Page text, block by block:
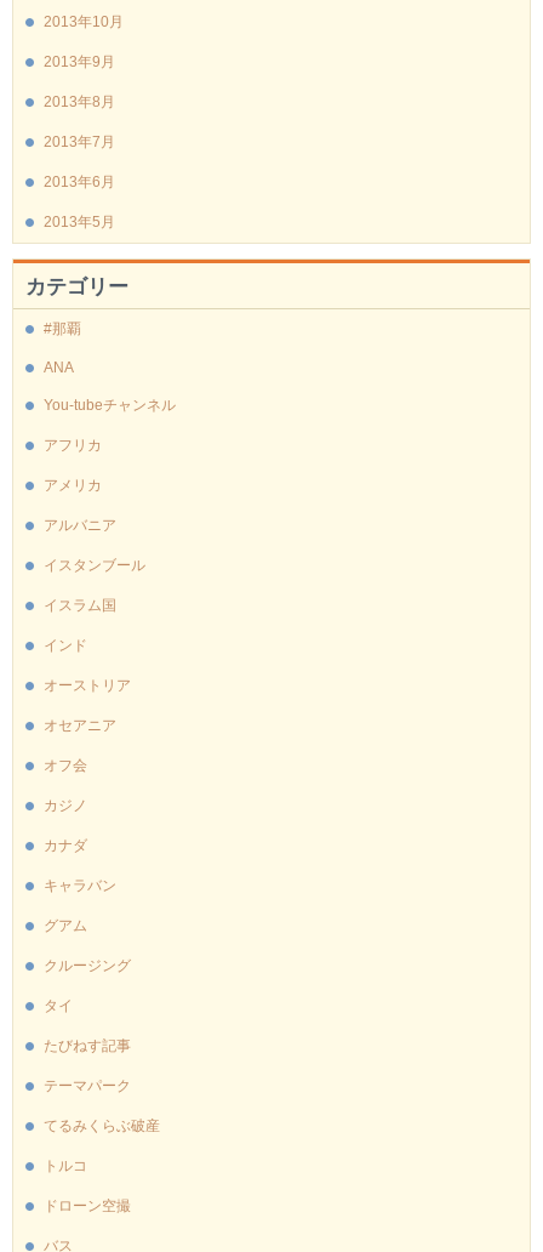
2013年10月
2013年9月
2013年8月
2013年7月
2013年6月
2013年5月
カテゴリー
#那覇
ANA
You-tubeチャンネル
アフリカ
アメリカ
アルバニア
イスタンブール
イスラム国
インド
オーストリア
オセアニア
オフ会
カジノ
カナダ
キャラバン
グアム
クルージング
タイ
たびねす記事
テーマパーク
てるみくらぶ破産
トルコ
ドローン空撮
バス